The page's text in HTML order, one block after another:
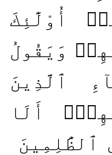
أُوْلَٰٓئِكَ
وَيَقُولُ
ٱلَّذِينَ
أَلَا
ٱلظَّٰلِمِينَ